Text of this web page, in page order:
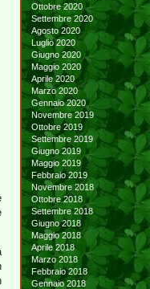
Ottobre 2020
Settembre 2020
Agosto 2020
Luglio 2020
Giugno 2020
Maggio 2020
Aprile 2020
Marzo 2020
Gennaio 2020
Novembre 2019
Ottobre 2019
Settembre 2019
Giugno 2019
Maggio 2019
Febbraio 2019
Novembre 2018
Ottobre 2018
Settembre 2018
Giugno 2018
Maggio 2018
Aprile 2018
Marzo 2018
Febbraio 2018
Gennaio 2018